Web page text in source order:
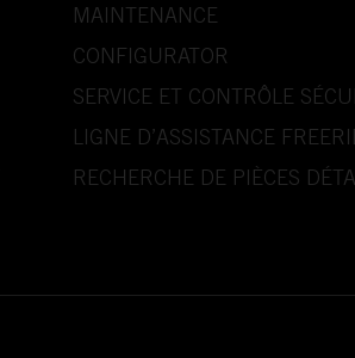
MAINTENANCE
CONFIGURATOR
SERVICE ET CONTRÔLE
LIGNE D’ASSISTANCE
RECHERCHE DE PIÈCES